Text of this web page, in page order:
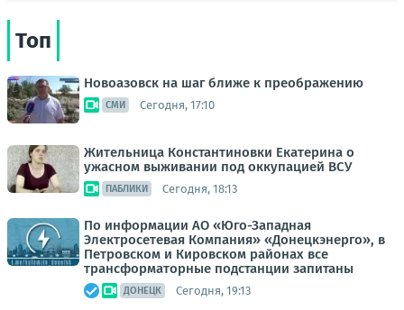
Топ
Новоазовск на шаг ближе к преображению
СМИ Сегодня, 17:10
Жительница Константиновки Екатерина о
ужасном выживании под оккупацией ВСУ
ПАБЛИКИ Сегодня, 18:13
По информации АО «Юго-Западная
Электросетевая Компания» «Донецкэнерго», в
Петровском и Кировском районах все
трансформаторные подстанции запитаны
ДОНЕЦК Сегодня, 19:13